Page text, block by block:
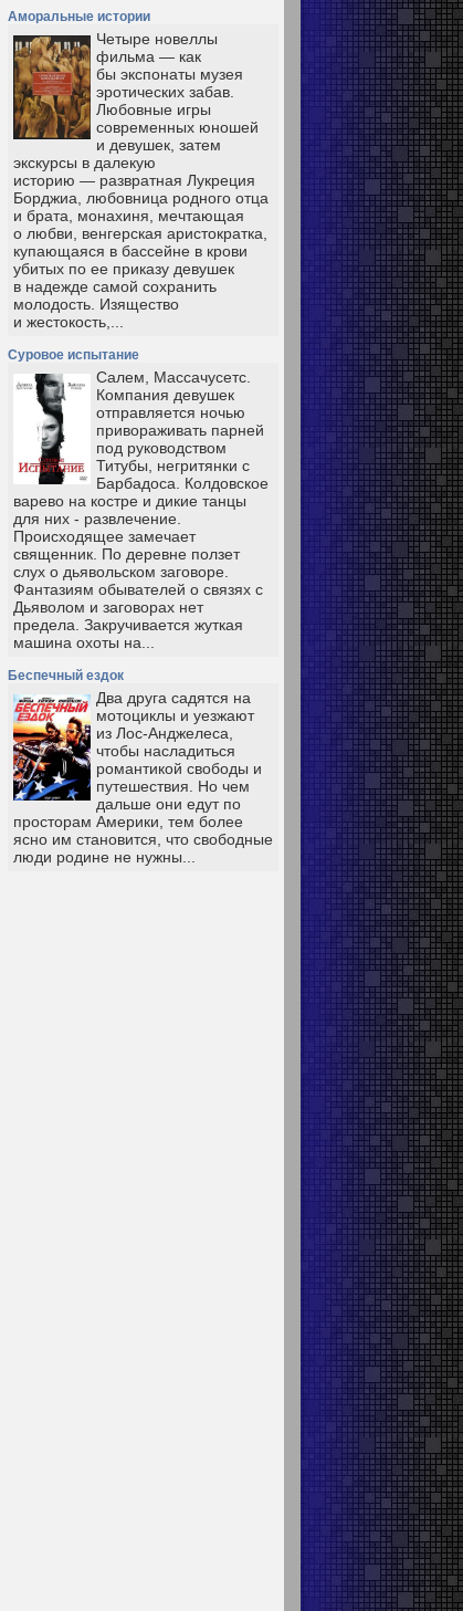
Аморальные истории
Четыре новеллы
фильма — как
бы экспонаты музея
эротических забав.
Любовные игры
современных юношей
и девушек, затем
экскурсы в далекую
историю — развратная Лукреция
Борджиа, любовница родного отца
и брата, монахиня, мечтающая
о любви, венгерская аристократка,
купающаяся в бассейне в крови
убитых по ее приказу девушек
в надежде самой сохранить
молодость. Изящество
и жестокость,...
Суровое испытание
Салем, Массачусетс.
Компания девушек
отправляется ночью
привораживать парней
под руководством
Титубы, негритянки с
Барбадоса. Колдовское
варево на костре и дикие танцы
для них - развлечение.
Происходящее замечает
священник. По деревне ползет
слух о дьявольском заговоре.
Фантазиям обывателей о связях с
Дьяволом и заговорах нет
предела. Закручивается жуткая
машина охоты на...
Беспечный ездок
Два друга садятся на
мотоциклы и уезжают
из Лос-Анджелеса,
чтобы насладиться
романтикой свободы и
путешествия. Но чем
дальше они едут по
просторам Америки, тем более
ясно им становится, что свободные
люди родине не нужны...